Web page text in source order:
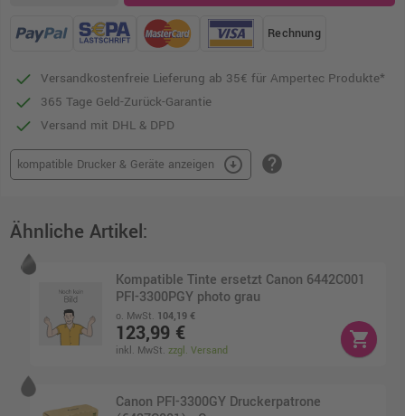
Rechnung
Versandkostenfreie Lieferung ab 35€ für Ampertec Produkte*
365 Tage Geld-Zurück-Garantie
Versand mit DHL & DPD
kompatible Drucker & Geräte anzeigen arrow_circle_down help
Ähnliche Artikel:
Kompatible Tinte ersetzt Canon 6442C001
PFI-3300PGY photo grau
o. MwSt. 104,19 €
123,99 €
inkl. MwSt.zzgl. Versand
shopping_cart
Canon PFI-3300GY Druckerpatrone